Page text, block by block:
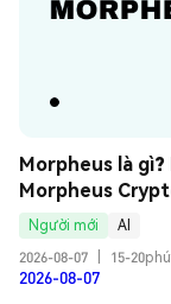
Morpheus là
Morpheus
Người mới
AI
2026-08-07
15-
2026-08-07